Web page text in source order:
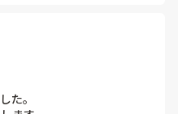
た。